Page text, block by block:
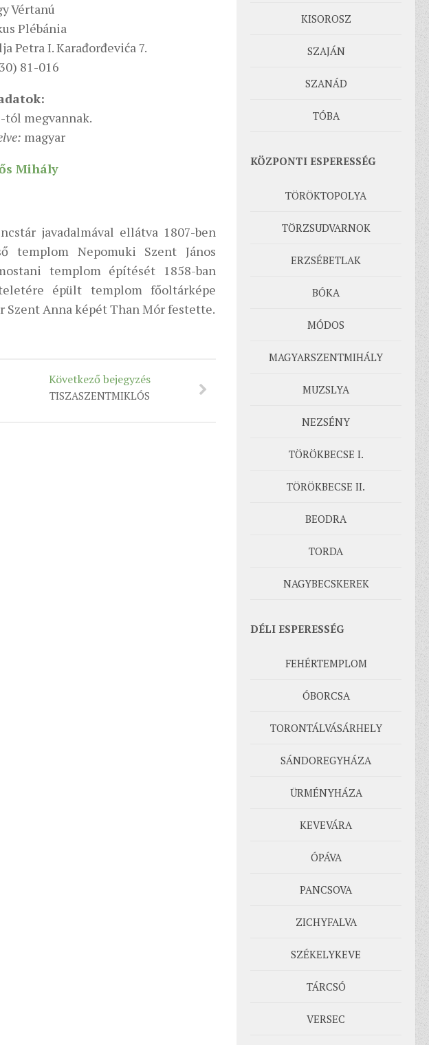
Vértanú
Plébánia
Petra I. Karađorđevića 7.
81-016
tól megvannak.
magyar
Mihály
javadalmával ellátva 1807-ben
templom Nepomuki Szent János
templom építését 1858-ban
épült templom főoltárképe
Szent Anna képét Than Mór festette.
Következő bejegyzés
TISZASZENTMIKLÓS
KISOROSZ
SZAJÁN
SZANÁD
TÓBA
KÖZPONTI ESPERESSÉG
TÖRÖKTOPOLYA
TÖRZSUDVARNOK
ERZSÉBETLAK
BÓKA
MÓDOS
MAGYARSZENTMIHÁLY
MUZSLYA
NEZSÉNY
TÖRÖKBECSE I.
TÖRÖKBECSE II.
BEODRA
TORDA
NAGYBECSKEREK
DÉLI ESPERESSÉG
FEHÉRTEMPLOM
ÓBORCSA
TORONTÁLVÁSÁRHELY
SÁNDOREGYHÁZA
ÜRMÉNYHÁZA
KEVEVÁRA
ÓPÁVA
PANCSOVA
ZICHYFALVA
SZÉKELYKEVE
TÁRCSÓ
VERSEC